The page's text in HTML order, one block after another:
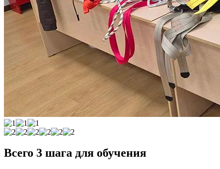
Всего 3 шага для обучения